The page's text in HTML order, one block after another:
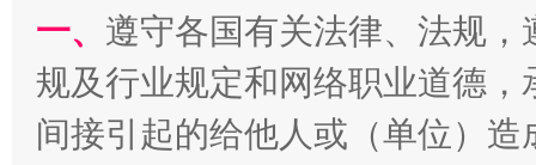
一、 遵守各国有关法律、法规
规及行业规定和网络职业道德
间接引起的给他人或（单位）